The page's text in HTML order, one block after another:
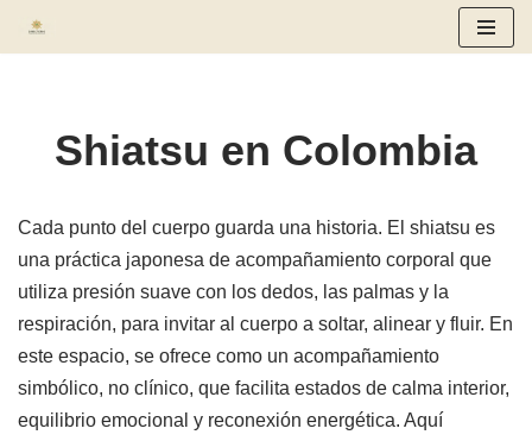
contenido
Shiatsu en Colombia
Cada punto del cuerpo guarda una historia. El shiatsu es
una práctica japonesa de acompañamiento corporal que
utiliza presión suave con los dedos, las palmas y la
respiración, para invitar al cuerpo a soltar, alinear y fluir. En
este espacio, se ofrece como un acompañamiento
simbólico, no clínico, que facilita estados de calma interior,
equilibrio emocional y reconexión energética. Aquí